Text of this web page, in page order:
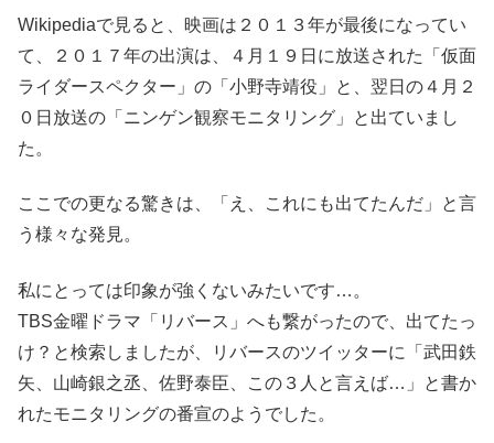
Wikipediaで見ると、映画は２０１３年が最後になってい
て、２０１７年の出演は、４月１９日に放送された「仮面
ライダースペクター」の「小野寺靖役」と、翌日の４月２
０日放送の「ニンゲン観察モニタリング」と出ていまし
た。
ここでの更なる驚きは、「え、これにも出てたんだ」と言
う様々な発見。
私にとっては印象が強くないみたいです…。
TBS金曜ドラマ「リバース」へも繋がったので、出てたっ
け？と検索しましたが、リバースのツイッターに「武田鉄
矢、山崎銀之丞、佐野泰臣、この３人と言えば…」と書か
れたモニタリングの番宣のようでした。